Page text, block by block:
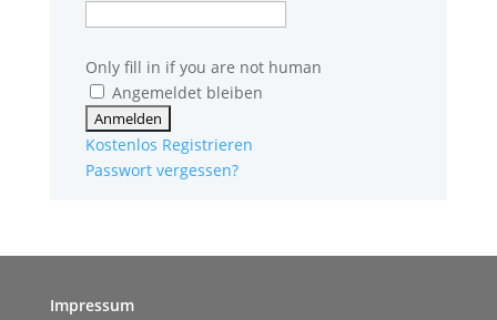
Only fill in if you are not human
Angemeldet bleiben
Kostenlos Registrieren
Passwort vergessen?
Impressum